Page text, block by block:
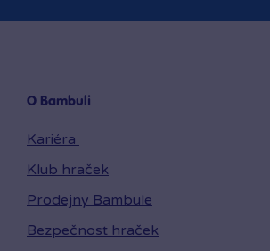
O Bambuli
Kariéra
Klub hraček
Prodejny Bambule
Bezpečnost hraček